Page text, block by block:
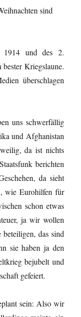
sind
1914 und des 2.
Kriegslaune.
überschlagen
uns schwerfällig
und Afghanistan
da ist nichts
berichten
da sieht
wie Eurohilfen für
schon etwas
ja wir wollen
das sind
sie haben ja den
bejubelt und
gefeiert.
sein: Also wir